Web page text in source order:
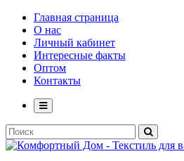
Главная страница
О нас
Личный кабинет
Интересные факты
Оптом
Контакты